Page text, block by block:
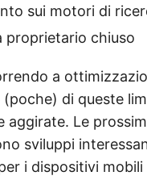
sui motori di
proprietario chiuso
a
(poche) di queste
aggirate. Le
sviluppi
i dispositivi mobili